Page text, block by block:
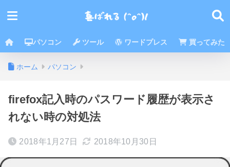
パソコン ツール ワードプレス 買ってみた
ホーム パソコン
firefox記入時のパスワード履歴が表示さ
れない時の対処法
2018年1月27日 2018年10月30日